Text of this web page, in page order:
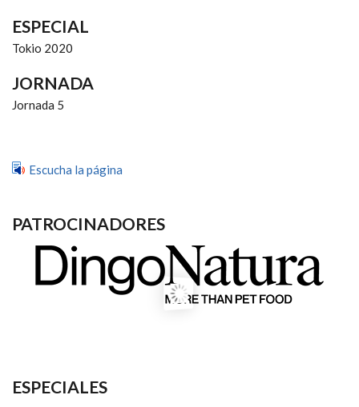
ESPECIAL
Tokio 2020
JORNADA
Jornada 5
Escucha la página
PATROCINADORES
ESPECIALES